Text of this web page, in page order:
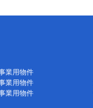
業用物件
業用物件
業用物件